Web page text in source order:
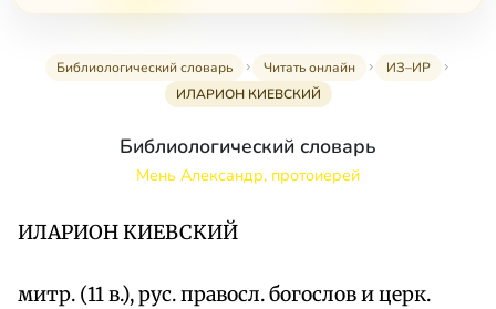
Библиологический словарь Читать онлайн
ИЗ–ИР
ИЛАРИОН КИЕВСКИЙ
Библиологический словарь
Мень Александр, протоиерей
ИЛАРИОН КИЕВСКИЙ
митр. (11 в.), рус. правосл. богослов и церк.